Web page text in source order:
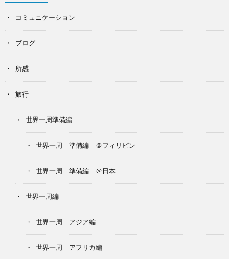
コミュニケーション
ブログ
所感
旅行
世界一周準備編
世界一周 準備編 ＠フィリピン
世界一周 準備編 ＠日本
世界一周編
世界一周 アジア編
世界一周 アフリカ編